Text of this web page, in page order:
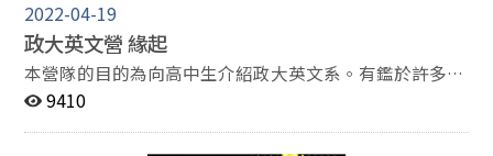
2022-04-19
政大英文營 緣起
本營隊的目的為向高中生介紹政大英文系。有鑑於許多高
中生對英文系的學習內容與情況不甚了解，本營隊提供了
9410